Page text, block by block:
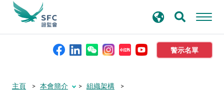
警示名單
本會簡介
尋
主頁 本會簡介
組織架構